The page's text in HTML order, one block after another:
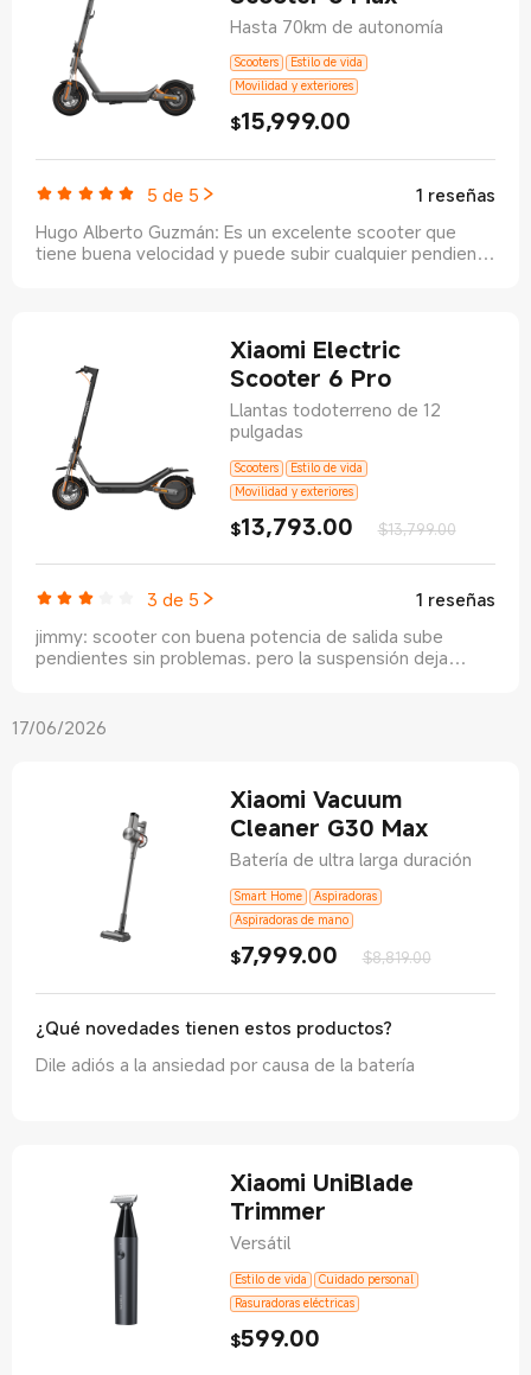
Hasta 70km de autonomía
Scooters
Estilo de vida
Movilidad y exteriores
$15,999.00
5 de 5
1 reseñas
Hugo Alberto Guzmán: Es un excelente scooter que
tiene buena velocidad y puede subir cualquier pendiente
Xiaomi Electric
Scooter 6 Pro
Llantas todoterreno de 12
pulgadas
Scooters
Estilo de vida
Movilidad y exteriores
$13,793.00 Current Price $13793
$13,799.00
3 de 5
1 reseñas
jimmy: scooter con buena potencia de salida sube
pendientes sin problemas. pero la suspensión deja
17/06/2026
Xiaomi Vacuum
Cleaner G30 Max
Batería de ultra larga duración
Smart Home
Aspiradoras
Aspiradoras de mano
$7,999.00 Current Price $7999
$8,819.00
¿Qué novedades tienen estos productos?
Dile adiós a la ansiedad por causa de la batería
Xiaomi UniBlade
Trimmer
Versátil
Estilo de vida
Cuidado personal
Rasuradoras eléctricas
$599.00